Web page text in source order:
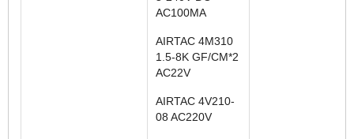
AC100MA
AIRTAC 4M310
1.5-8K GF/CM*2
AC22V
AIRTAC 4V210-
08 AC220V